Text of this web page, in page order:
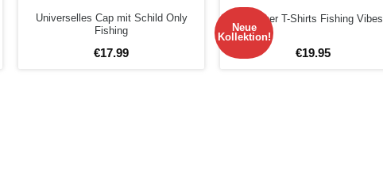
Universelles Cap mit Schild Only
Fishing
€17.99
Neue
Kollektion!
Männer T-Shirts Fishing Vibes
€19.95